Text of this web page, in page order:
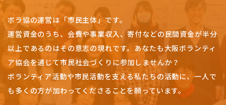
ボラ協の運営は「市民主体」です。
運営資金のうち、会費や事業収入、寄付などの民間資金が半分
以上であるのはその意志の現れです。 あなたも大阪ボランティ
ア協会を通じて市民社会づくりに参加しませんか？
ボランティア活動や市民活動を支える私たちの活動に、一人で
も多くの方が加わってくださることを願っています。